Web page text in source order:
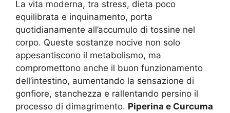
La vita moderna, tra stress, dieta poco
equilibrata e inquinamento, porta
quotidianamente all’accumulo di tossine nel
corpo. Queste sostanze nocive non solo
appesantiscono il metabolismo, ma
compromettono anche il buon funzionamento
dell’intestino, aumentando la sensazione di
gonfiore, stanchezza e rallentando persino il
processo di dimagrimento. Piperina e Curcuma